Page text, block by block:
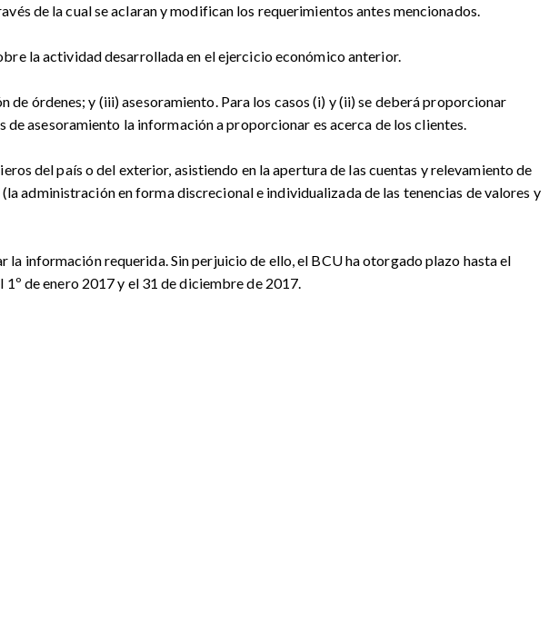
de la cual se aclaran y modifican los requerimientos antes mencionados.
la actividad desarrollada en el ejercicio económico anterior.
órdenes; y (iii) asesoramiento. Para los casos (i) y (ii) se deberá proporcionar
asesoramiento la información a proporcionar es acerca de los clientes.
del país o del exterior, asistiendo en la apertura de las cuentas y relevamiento de
administración en forma discrecional e individualizada de las tenencias de valores y
información requerida. Sin perjuicio de ello, el BCU ha otorgado plazo hasta el
de enero 2017 y el 31 de diciembre de 2017.